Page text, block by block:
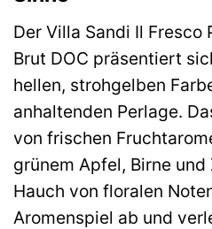
Der Villa Sandi Il Fresco
Brut DOC präsentiert
hellen, strohgelben
anhaltenden Perlage.
von frischen
grünem Apfel, Birne
Hauch von floralen
Aromenspiel ab und